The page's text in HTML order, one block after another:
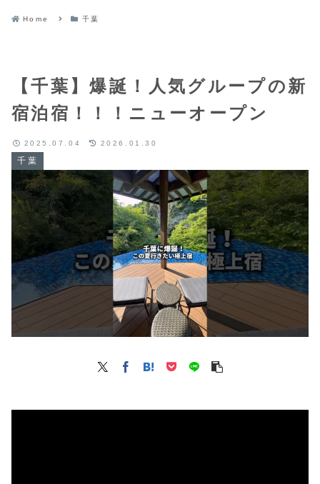
Home 千葉
【千葉】爆誕！人気グループの新
宿泊宿！！！ニューオープン
千葉
2025.07.04 2026.01.30